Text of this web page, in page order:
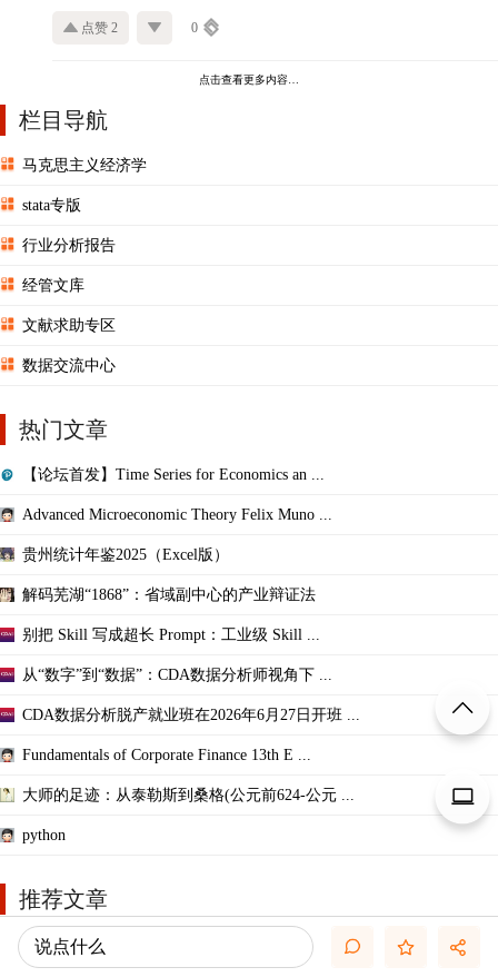
点赞 2 0
点击查看更多内容…
栏目导航
马克思主义经济学
stata专版
行业分析报告
经管文库
文献求助专区
数据交流中心
热门文章
【论坛首发】Time Series for Economics an ...
Advanced Microeconomic Theory Felix Muno ...
贵州统计年鉴2025（Excel版）
解码芜湖“1868”：省域副中心的产业辩证法
别把 Skill 写成超长 Prompt：工业级 Skill ...
从“数字”到“数据”：CDA数据分析师视角下 ...
CDA数据分析脱产就业班在2026年6月27日开班 ...
Fundamentals of Corporate Finance 13th E ...
大师的足迹：从泰勒斯到桑格(公元前624-公元 ...
python
推荐文章
关于悬赏论坛币和楼主允诺奖励数量不一致帖 ...
说点什么